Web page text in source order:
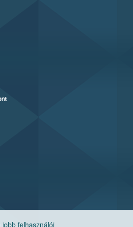
felhasználói